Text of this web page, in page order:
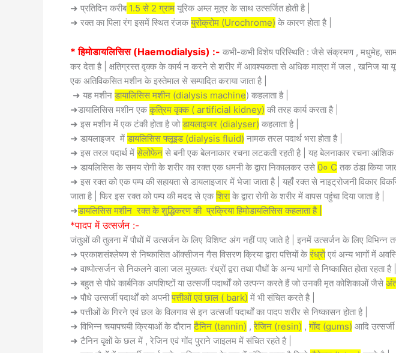
➜ प्रतिदिन करीब 1.5 से 2 ग्राम यूरिक अम्ल मूत्र के साथ उत्सर्जित होती है |
➜ रक्त का पिला रंग इसमें स्थित रंजकयुरोक्रोम (Urochrome) के कारण होता है |
*हिमोडायलिसिस (Haemodialysis) :- कभी-कभी विशेष परिस्थिति : जैसे संक्रमण , मधुमेह,
कर देता है | क्षतिग्रस्त वृक्क के कार्य न करने से शरीर में आवश्यकता से अधिक मात्रा में जल , खनिज या
एक अतिविकसित मशीन के इस्तेमाल से सम्पादित कराया जाता है |
➜ यह मशीन डायालिसिस मशीन (dialysis machine) कहलाता है |
➜डायालिसिस मशीन एककृत्रिम वृक्क ( artificial kidney) की तरह कार्य करता है |
➜ इस मशीन में एक टंकी होता है जोडायलाइजर (dialyser) कहलाता है |
➜ डायलाइजर में डायलिसिस फ्लूइड (dialysis fluid) नामक तरल पदार्थ भरा होता है |
➜ इस तरल पदार्थ में सेलोफेन से बनी एक बेलनाकार रचना लटकती रहती है | यह बेलनाकार रचना आंशिक
➜ डायलिसिस के समय रोगी के शरीर का रक्त एक धमनी के द्वारा निकालकर उसे 0० C तक ठंडा किया
➜ इस रक्त को एक पम्प की सहायता से डायलाइजार में भेजा जाता है | यहाँ रक्त से नाइट्रोजनी विकार
जाता है | फिर इस रक्त को पम्प की मदद से एकशिराके द्वारा रोगी के शरीर में वापस पहुंचा दिया जाता है |
➜डायलिसिस मशीन रक्त के शुद्धिकरण की प्रक्रिया हिमोडायलिसिस कहलाता है |
*पादप में उत्सर्जन :-
जंतुओं की तुलना में पौधों में उत्सर्जन के लिए विशिष्ट अंग नहीं पाए जाते है | इनमें उत्सर्जन के लिए विभिन्न
➜ प्रकाशसंश्लेषण से निष्कासित ऑक्सीजन गैस विसरण क्रिया द्वारा पत्तियों केरंध्रोएवं अन्य भागों में
➜ वाष्पोत्सर्जन से निकलने वाला जल मुख्यतः रंध्रों द्वरा तथा पौधों के अन्य भागों से निष्कासित होता रहता है |
➜ बहुत से पौधे कार्बनिक अपशिष्टों या उत्सर्जी पदार्थों को उत्पन्न करते हैं जो उनकी मृत कोशिकाओं जैसे
➜ पौधे उत्सर्जी पदार्थों को अपनीपत्तीओं एवं छाल ( bark) में भी संचित करते है |
➜ पत्तीओं के गिरने एवं छल के विलगाव से इन उत्सर्जी पदार्थों का पादप शरीर से निष्कासन होता है |
➜ विभिन्न चयापचयी क्रियाओं के दौरान टैनिन (tannin) , रेजिन (resin) , गोंद (gums) आदि उत्सर्जी
➜ टैनिन वृक्षों के छल में , रेजिन एवं गोंद पुराने जाइलम में संचित रहते है |